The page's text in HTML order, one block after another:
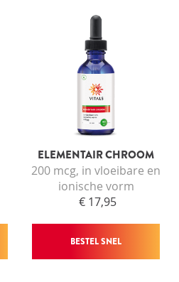
Wachtwoord
Wachtwoord
vergeten?
Toon
Blijf ingelogd
INLOGGEN
ELEMENTAIR CHROOM
200 mcg, in vloeibare en
ionische vorm
€ 17,95
BESTEL SNEL